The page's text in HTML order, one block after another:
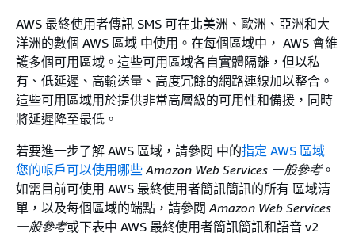
AWS 最終使用者傳訊 SMS 可在北美洲、歐洲、亞洲和大
洋洲的數個 AWS 區域 中使用。在每個區域中， AWS 會維
護多個可用區域。這些可用區域各自實體隔離，但以私
有、低延遲、高輸送量、高度冗餘的網路連線加以整合。
這些可用區域用於提供非常高層級的可用性和備援，同時
將延遲降至最低。
若要進一步了解 AWS 區域，請參閱 中的指定 AWS 區域
您的帳戶可以使用哪些 Amazon Web Services 一般參考。
如需目前可使用 AWS 最終使用者簡訊簡訊的所有 區域清
單，以及每個區域的端點，請參閱Amazon Web Services
一般參考或下表中 AWS 最終使用者簡訊簡訊和語音 v2